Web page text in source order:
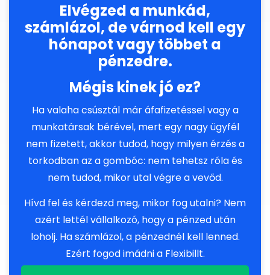
Elvégzed a munkád,
számlázol, de várnod kell egy
hónapot vagy többet a
pénzedre.
Mégis kinek jó ez?
Ha valaha csúsztál már áfafizetéssel vagy a
munkatársak bérével, mert egy nagy ügyfél
nem fizetett, akkor tudod, hogy milyen érzés a
torkodban az a gombóc: nem tehetsz róla és
nem tudod, mikor utal végre a vevőd.
Hívd fel és kérdezd meg, mikor fog utalni? Nem
azért lettél vállalkozó, hogy a pénzed után
loholj. Ha számlázol, a pénzednél kell lenned.
Ezért fogod imádni a Flexibillt.